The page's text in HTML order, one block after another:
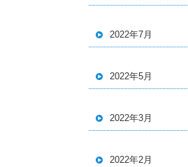
2022年7月
2022年5月
2022年3月
2022年2月